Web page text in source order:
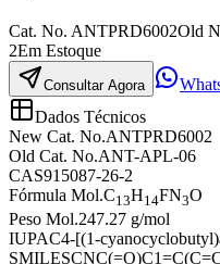
Cat. No. ANTPRD6002Old
2Em Estoque
Consultar Agora
Dados Técnicos
New Cat. No.ANTPRD6002
Old Cat. No.ANT-APL-06
CAS915087-26-2
Fórmula Mol.C13H14FN3O
Peso Mol.247.27 g/mol
IUPAC4-[(1-
SMILES